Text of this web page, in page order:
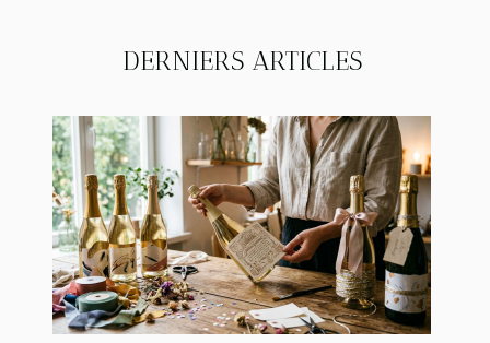
DERNIERS ARTICLES